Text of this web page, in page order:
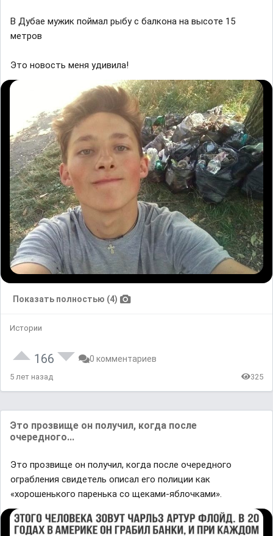
В Дубае мужик поймал рыбу с балкона на высоте 15
метров
Это новость меня удивила!
Показать полностью (4)
Истории
166 0 комментариев
5 лет назад 325
Это прозвище он получил, когда после
очередного...
Это прозвище он получил, когда после очередного
ограбления свидетель описал его полиции как
«хорошенького паренька со щеками-яблочками».